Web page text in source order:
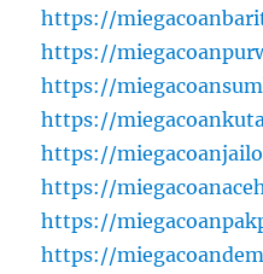
https://
https://
https://
https://
https://
https://
https://
https://